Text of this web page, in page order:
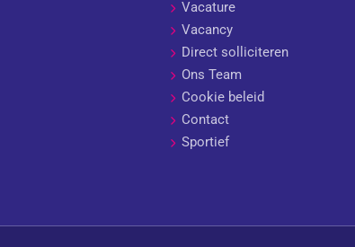
Vacature
Vacancy
Direct solliciteren
Ons Team
Cookie beleid
Contact
Sportief